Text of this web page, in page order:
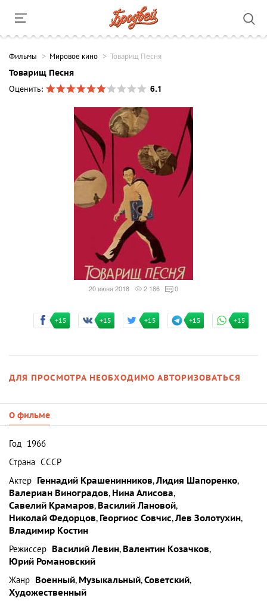
Фильмы Мировое кино Товарищ Песня
Товарищ Песня
Оценить:
6.1
20 июня 2018 2 186 0
+15 +15 +15 +15 +15
ДЛЯ ПРОСМОТРА НЕОБХОДИМО АВТОРИЗОВАТЬСЯ
О фильме
Год 1966
Страна СССР
Актер Геннадий Крашенинников,Лидия Шапоренко,
Валериан Виноградов, Нина Алисова,
Савелий Крамаров, Василий Лановой,
Николай Федорцов, Георгиос Совчис,Лев Золотухин,
Владимир Костин
Режиссер Василий Левин, Валентин Козачков,
Юрий Романовский
Жанр Военный, Музыкальный,Советский,
Художественный